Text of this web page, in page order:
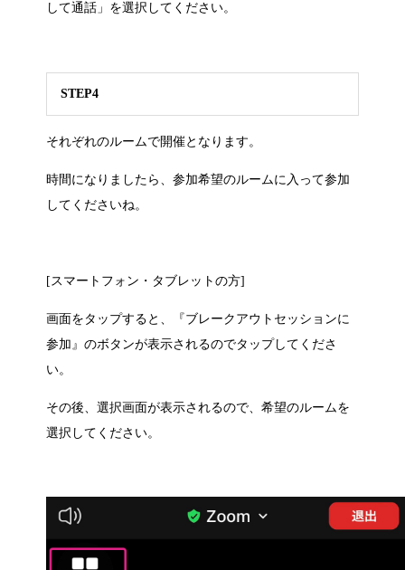
して通話」を選択してください。
STEP4
それぞれのルームで開催となります。
時間になりましたら、参加希望のルームに入って参加
してくださいね。
[スマートフォン・タブレットの方]
画面をタップすると、『 ブレークアウトセッションに
参加』のボタンが表示されるのでタップしてくださ
い。
その後、選択画面が表示されるので、希望のルームを
選択してください。